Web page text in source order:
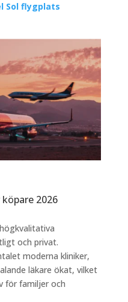
Sol flygplats
2026
och privat.
moderna kliniker,
läkare ökat, vilket
för familjer och